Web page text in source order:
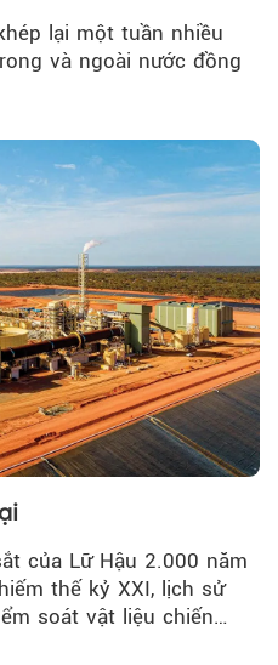
lại một tuần nhiều
và ngoài nước đồng
của Lữ Hậu 2.000 năm
thế kỷ XXI, lịch sử
soát vật liệu chiến